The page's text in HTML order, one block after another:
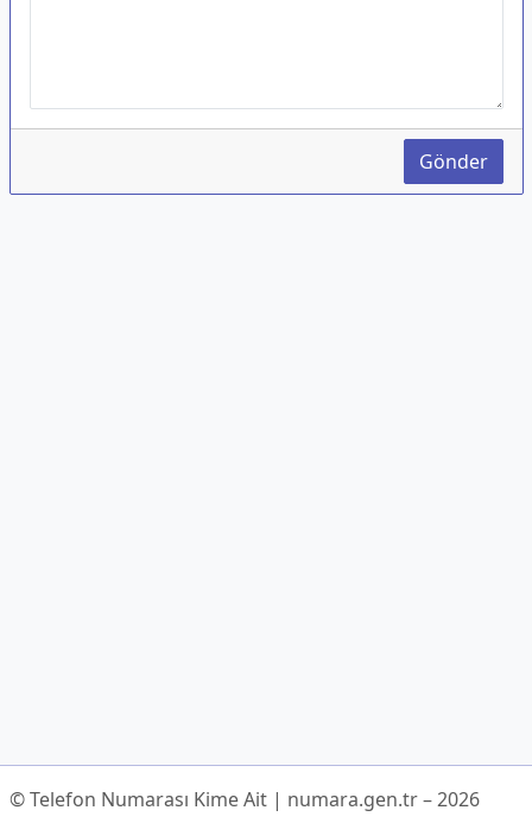
Gönder
© Telefon Numarası Kime Ait | numara.gen.tr – 2026